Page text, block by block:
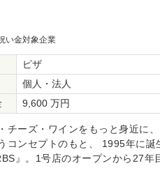
い金対象企業
ピザ
個人・法人
9,600 万円
チーズ・ワインをもっと身近に
コンセプトのもと、 1995年に誕
』。1号店のオープンから27年